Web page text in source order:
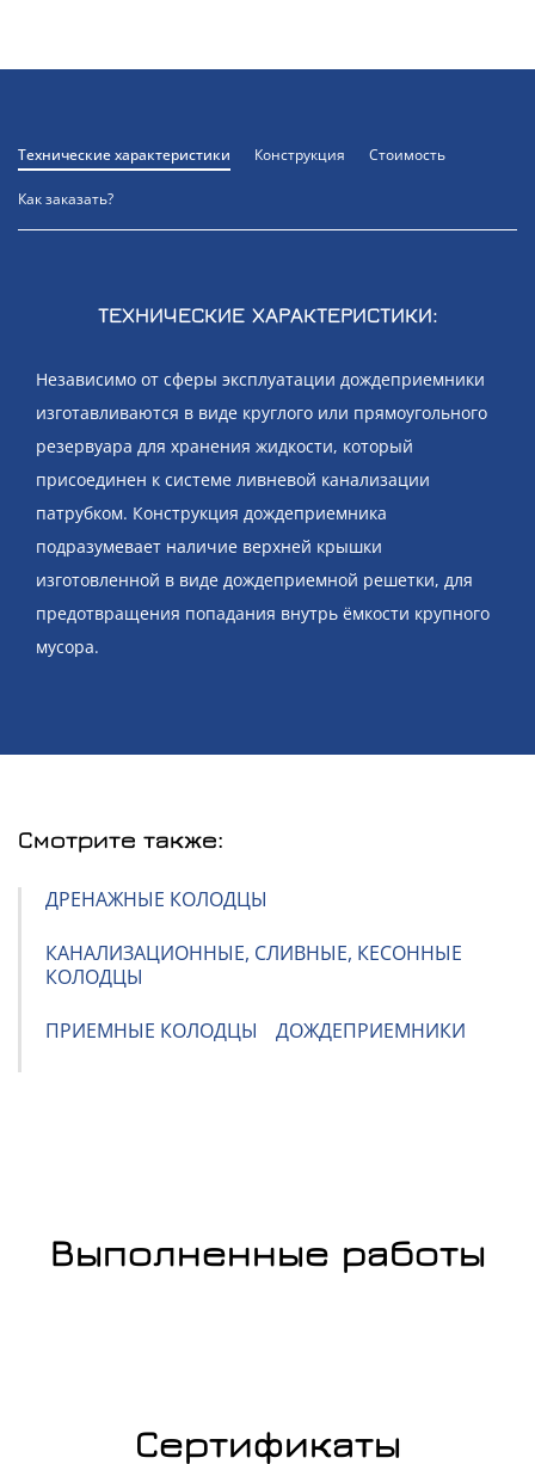
Технические характеристики Конструкция Стоимость
Как заказать?
ТЕХНИЧЕСКИЕ ХАРАКТЕРИСТИКИ:
Независимо от сферы эксплуатации дождеприемники
изготавливаются в виде круглого или прямоугольного
резервуара для хранения жидкости, который
присоединен к системе ливневой канализации
патрубком. Конструкция дождеприемника
подразумевает наличие верхней крышки
изготовленной в виде дождеприемной решетки, для
предотвращения попадания внутрь ёмкости крупного
мусора.
Смотрите также:
ДРЕНАЖНЫЕ КОЛОДЦЫ
КАНАЛИЗАЦИОННЫЕ, СЛИВНЫЕ, КЕСОННЫЕ
КОЛОДЦЫ
ПРИЕМНЫЕ КОЛОДЦЫ ДОЖДЕПРИЕМНИКИ
Выполненные работы
Сертификаты